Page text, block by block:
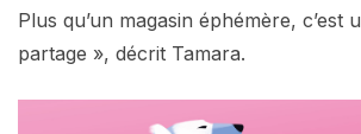
Plus qu’un magasin éphémère, c’est
partage », décrit Tamara.